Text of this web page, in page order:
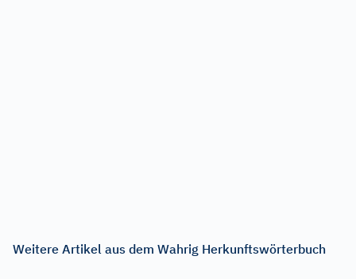
Weitere Artikel aus dem Wahrig Herkunftswörterbuch